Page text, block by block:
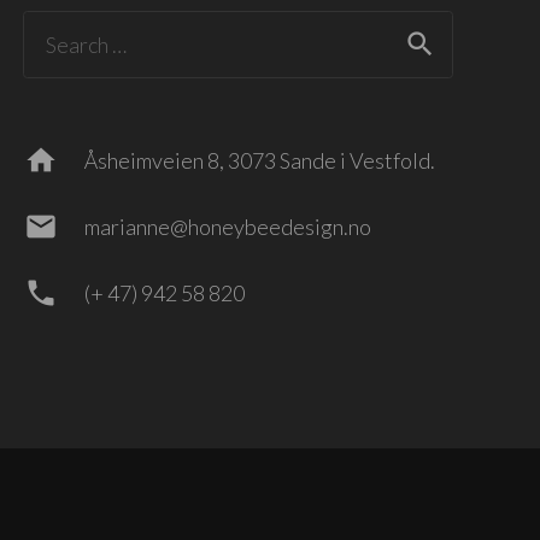
for:
home Åsheimveien 8, 3073 Sande i Vestfold.
mail marianne@honeybeedesign.no
phone (+ 47) 942 58 820